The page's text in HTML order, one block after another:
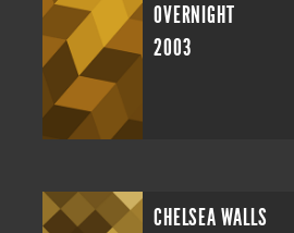
OVERNIGHT
2003
CHELSEA WALLS